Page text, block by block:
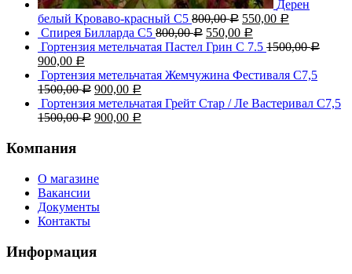
Дерен
белый Кроваво-красный С5 800,00Р 550,00 Р
Спирея Билларда С5 800,00Р 550,00 Р
Гортензия метельчатая Пастел Грин C 7.5 1500,00Р
900,00 Р
Гортензия метельчатая Жемчужина Фестиваля С7,5
1500,00Р 900,00 Р
Гортензия метельчатая Грейт Стар / Ле Вастеривал С7,5
1500,00Р 900,00 Р
Компания
О магазине
Вакансии
Документы
Контакты
Информация